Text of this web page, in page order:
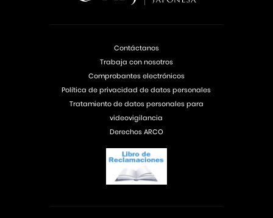
Contáctanos
Trabaja con nosotros
Comprobantes electrónicos
Política de privacidad de datos personales
Tratamiento de datos personales para
videovigilancia
Derechos ARCO